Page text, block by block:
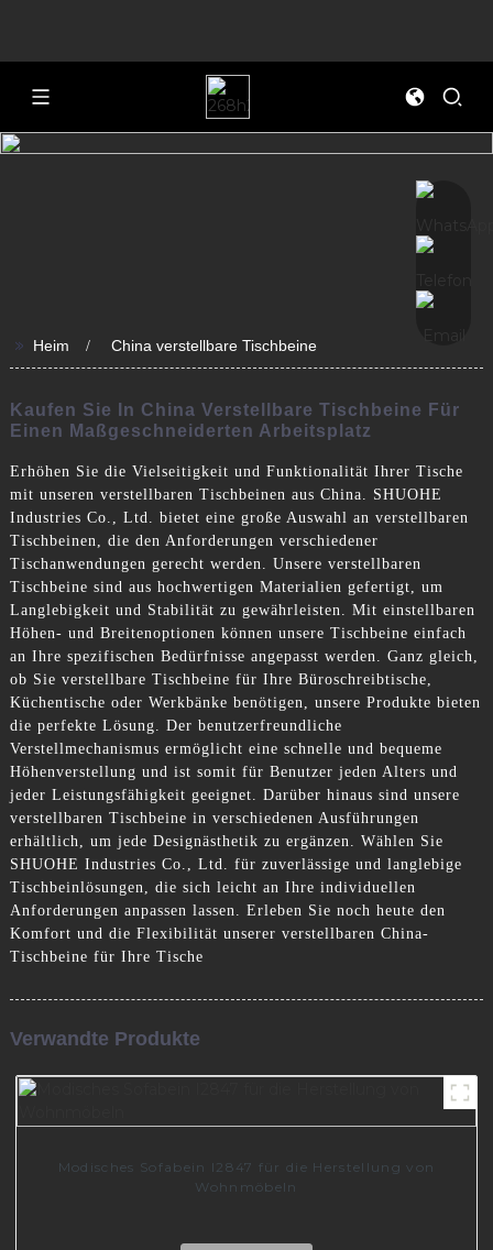
>> Heim China verstellbare Tischbeine
Kaufen Sie In China Verstellbare Tischbeine Für
Einen Maßgeschneiderten Arbeitsplatz
Erhöhen Sie die Vielseitigkeit und Funktionalität Ihrer Tische
mit unseren verstellbaren Tischbeinen aus China. SHUOHE
Industries Co., Ltd. bietet eine große Auswahl an verstellbaren
Tischbeinen, die den Anforderungen verschiedener
Tischanwendungen gerecht werden. Unsere verstellbaren
Tischbeine sind aus hochwertigen Materialien gefertigt, um
Langlebigkeit und Stabilität zu gewährleisten. Mit einstellbaren
Höhen- und Breitenoptionen können unsere Tischbeine einfach
an Ihre spezifischen Bedürfnisse angepasst werden. Ganz gleich,
ob Sie verstellbare Tischbeine für Ihre Büroschreibtische,
Küchentische oder Werkbänke benötigen, unsere Produkte bieten
die perfekte Lösung. Der benutzerfreundliche
Verstellmechanismus ermöglicht eine schnelle und bequeme
Höhenverstellung und ist somit für Benutzer jeden Alters und
jeder Leistungsfähigkeit geeignet. Darüber hinaus sind unsere
verstellbaren Tischbeine in verschiedenen Ausführungen
erhältlich, um jede Designästhetik zu ergänzen. Wählen Sie
SHUOHE Industries Co., Ltd. für zuverlässige und langlebige
Tischbeinlösungen, die sich leicht an Ihre individuellen
Anforderungen anpassen lassen. Erleben Sie noch heute den
Komfort und die Flexibilität unserer verstellbaren China-
Tischbeine für Ihre Tische
Verwandte Produkte
Modisches Sofabein I2847 für die Herstellung von
Wohnmöbeln